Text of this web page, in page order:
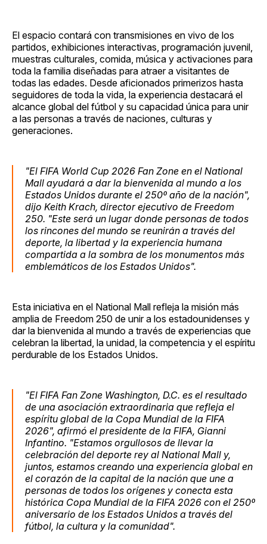
El espacio contará con transmisiones en vivo de los
partidos, exhibiciones interactivas, programación juvenil,
muestras culturales, comida, música y activaciones para
toda la familia diseñadas para atraer a visitantes de
todas las edades. Desde aficionados primerizos hasta
seguidores de toda la vida, la experiencia destacará el
alcance global del fútbol y su capacidad única para unir
a las personas a través de naciones, culturas y
generaciones.
"El FIFA World Cup 2026 Fan Zone en el National
Mall ayudará a dar la bienvenida al mundo a los
Estados Unidos durante el 250º año de la nación",
dijo Keith Krach, director ejecutivo de Freedom
250. "Este será un lugar donde personas de todos
los rincones del mundo se reunirán a través del
deporte, la libertad y la experiencia humana
compartida a la sombra de los monumentos más
emblemáticos de los Estados Unidos".
Esta iniciativa en el National Mall refleja la misión más
amplia de Freedom 250 de unir a los estadounidenses y
dar la bienvenida al mundo a través de experiencias que
celebran la libertad, la unidad, la competencia y el espíritu
perdurable de los Estados Unidos.
"El FIFA Fan Zone Washington, D.C. es el resultado
de una asociación extraordinaria que refleja el
espíritu global de la Copa Mundial de la FIFA
2026", afirmó el presidente de la FIFA, Gianni
Infantino. "Estamos orgullosos de llevar la
celebración del deporte rey al National Mall y,
juntos, estamos creando una experiencia global en
el corazón de la capital de la nación que une a
personas de todos los orígenes y conecta esta
histórica Copa Mundial de la FIFA 2026 con el 250º
aniversario de los Estados Unidos a través del
fútbol, la cultura y la comunidad".